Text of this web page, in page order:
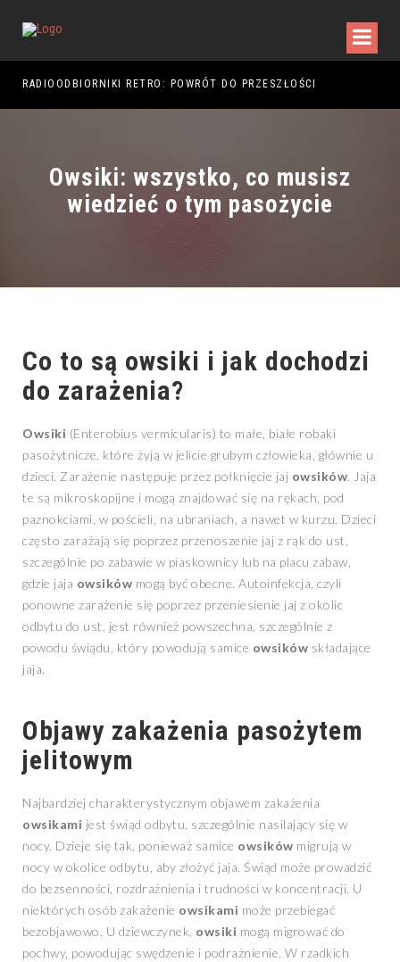
RADIOODBIORNIKI RETRO: POWRÓT DO PRZESZŁOŚCI
Owsiki: wszystko, co musisz
wiedzieć o tym pasożycie
Co to są owsiki i jak dochodzi
do zarażenia?
Owsiki (Enterobius vermicularis) to małe, białe robaki
pasożytnicze, które żyją w jelicie grubym człowieka, głównie u
dzieci. Zarażenie następuje przez połknięcie jaj owsików. Jaja
te są mikroskopijne i mogą znajdować się na rękach, pod
paznokciami, w pościeli, na ubraniach, a nawet w kurzu. Dzieci
często zarażają się poprzez przenoszenie jaj z rąk do ust,
szczególnie po zabawie w piaskownicy lub na placu zabaw,
gdzie jaja owsików mogą być obecne. Autoinfekcja, czyli
ponowne zarażenie się poprzez przeniesienie jaj z okolic
odbytu do ust, jest również powszechna, szczególnie z
powodu świądu, który powodują samice owsików składające
jaja.
Objawy zakażenia pasożytem
jelitowym
Najbardziej charakterystycznym objawem zakażenia
owsikami jest świąd odbytu, szczególnie nasilający się w
nocy. Dzieje się tak, ponieważ samice owsików migrują w
nocy w okolice odbytu, aby złożyć jaja. Świąd może prowadzić
do bezsenności, rozdrażnienia i trudności w koncentracji. U
niektórych osób zakażenie owsikami może przebiegać
bezobjawowo. U dziewczynek, owsiki mogą migrować do
pochwy, powodując swędzenie i podrażnienie. W rzadkich